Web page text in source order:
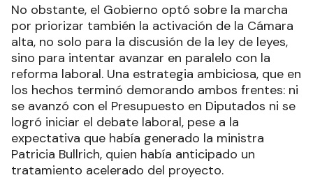
No obstante, el Gobierno optó sobre la marcha
por priorizar también la activación de la Cámara
alta, no solo para la discusión de la ley de leyes,
sino para intentar avanzar en paralelo con la
reforma laboral. Una estrategia ambiciosa, que en
los hechos terminó demorando ambos frentes: ni
se avanzó con el Presupuesto en Diputados ni se
logró iniciar el debate laboral, pese a la
expectativa que había generado la ministra
Patricia Bullrich, quien había anticipado un
tratamiento acelerado del proyecto.